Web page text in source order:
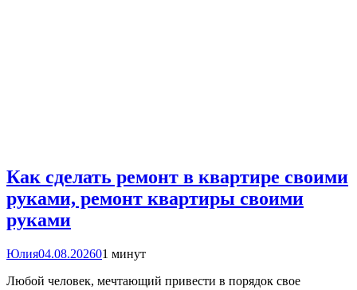
Как сделать ремонт в квартире своими
руками, ремонт квартиры своими
руками
Юлия04.08.202601 минут
Любой человек, мечтающий привести в порядок свое